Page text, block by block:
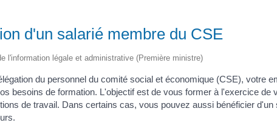
d'un salarié membre du CSE
l'information légale et administrative (Première ministre)
du personnel du comité social et économique (CSE), votre
besoins de formation. L'objectif est de vous former à l'exercice de
de travail. Dans certains cas, vous pouvez aussi bénéficier